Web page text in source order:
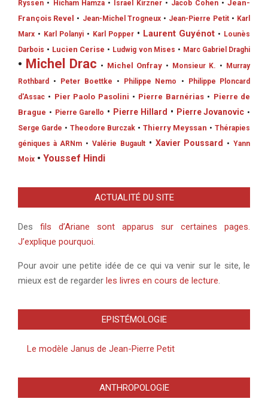
Ryssen • Hicham Hamza • Israel Kirzner • Jacob Cohen • Jean-
François Revel
• Jean-Michel Trogneux • Jean-Pierre Petit • Karl
Marx • Karl Polanyi • Karl Popper • Laurent Guyénot • Lounès
Darbois • Lucien Cerise • Ludwig von Mises • Marc Gabriel Draghi
• Michel Drac • Michel Onfray • Monsieur K. •
Murray
Rothbard
• Peter Boettke • Philippe Nemo •
Philippe Ploncard
d'Assac • Pier Paolo Pasolini • Pierre Barnérias • Pierre de
Brague • Pierre Garello • Pierre Hillard • Pierre Jovanovic •
Serge Garde • Theodore Burczak • Thierry Meyssan • Thérapies
géniques à ARNm • Valérie Bugault • Xavier Poussard • Yann
Moix • Youssef Hindi
ACTUALITÉ DU SITE
Des fils d’Ariane sont apparus sur certaines pages.
J’explique pourquoi.
Pour avoir une petite idée de ce qui va venir sur le site, le
mieux est de regarder les livres en cours de lecture.
EPISTÉMOLOGIE
Le modèle Janus de Jean-Pierre Petit
ANTHROPOLOGIE